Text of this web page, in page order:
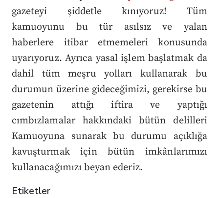
gazeteyi şiddetle kınıyoruz! Tüm
kamuoyunu bu tür asılsız ve yalan
haberlere itibar etmemeleri konusunda
uyarıyoruz. Ayrıca yasal işlem başlatmak da
dahil tüm meşru yolları kullanarak bu
durumun üzerine gideceğimizi, gerekirse bu
gazetenin attığı iftira ve yaptığı
cımbızlamalar hakkındaki bütün delilleri
Kamuoyuna sunarak bu durumu açıklığa
kavuşturmak için bütün imkânlarımızı
kullanacağımızı beyan ederiz.
Etiketler